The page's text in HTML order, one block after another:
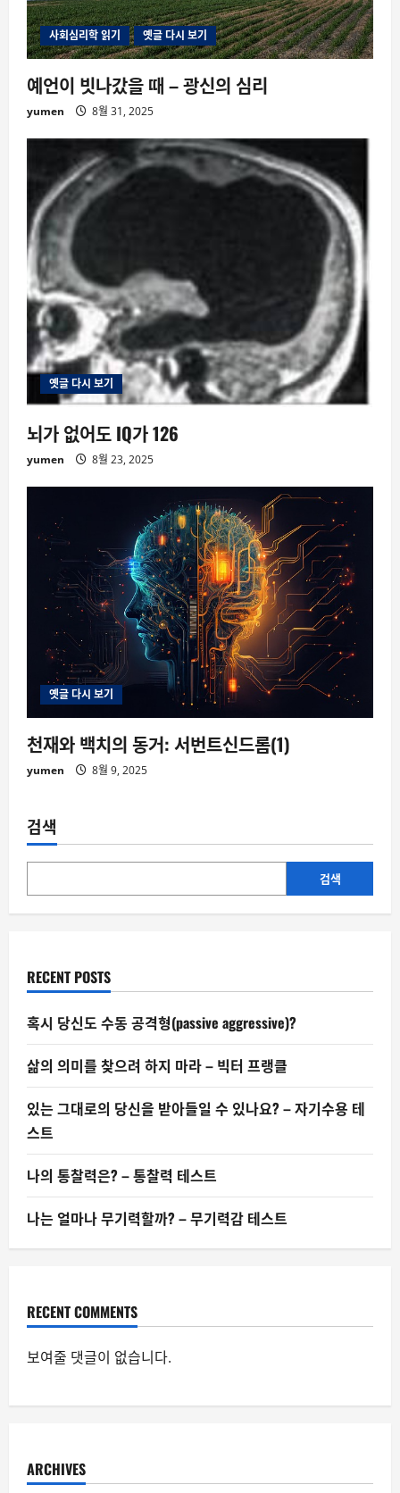
사회심리학 읽기 옛글 다시 보기
예언이 빗나갔을 때 – 광신의 심리
yumen 8월 31, 2025
옛글 다시 보기
뇌가 없어도 IQ가 126
yumen 8월 23, 2025
옛글 다시 보기
천재와 백치의 동거: 서번트신드롬(1)
yumen 8월 9, 2025
검색
검색
RECENT POSTS
혹시 당신도 수동 공격형(passive aggressive)?
삶의 의미를 찾으려 하지 마라 – 빅터 프랭클
있는 그대로의 당신을 받아들일 수 있나요? – 자기수용 테
스트
나의 통찰력은? – 통찰력 테스트
나는 얼마나 무기력할까? – 무기력감 테스트
RECENT COMMENTS
보여줄 댓글이 없습니다.
ARCHIVES